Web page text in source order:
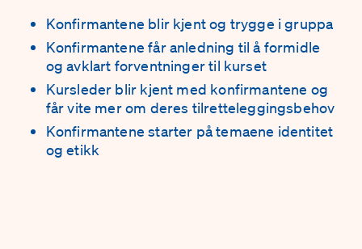
Konfirmantene blir kjent og trygge i gruppa
Konfirmantene får anledning til å formidle
og avklart forventninger til kurset
Kursleder blir kjent med konfirmantene og
får vite mer om deres tilretteleggingsbehov
Konfirmantene starter på temaene identitet
og etikk